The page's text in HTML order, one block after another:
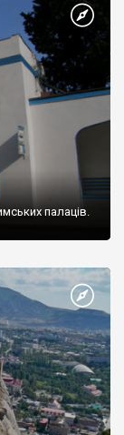
палаців.